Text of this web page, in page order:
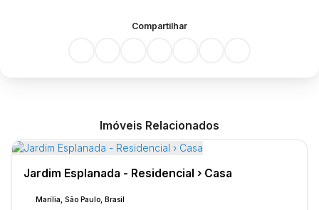
Compartilhar
Imóveis Relacionados
Jardim Esplanada - Residencial › Casa
Marília, São Paulo, Brasil